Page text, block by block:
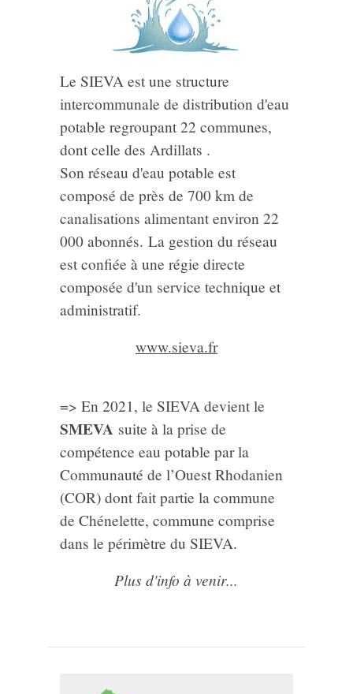
Le SIEVA est une structure
intercommunale de distribution d'eau
potable regroupant 22 communes,
dont celle des Ardillats .
Son réseau d'eau potable est
composé de près de 700 km de
canalisations alimentant environ 22
000 abonnés. La gestion du réseau
est confiée à une régie directe
composée d'un service technique et
administratif.
www.sieva.fr
=> En 2021, le SIEVA devient le
SMEVA suite à la prise de
compétence eau potable par la
Communauté de l’Ouest Rhodanien
(COR) dont fait partie la commune
de Chénelette, commune comprise
dans le périmètre du SIEVA.
Plus d'info à venir...